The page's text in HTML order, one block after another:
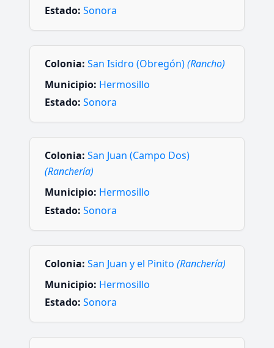
Estado: Sonora
Colonia: San Isidro (Obregón)(Rancho)
Municipio: Hermosillo
Estado: Sonora
Colonia: San Juan (Campo Dos)
(Ranchería)
Municipio: Hermosillo
Estado: Sonora
Colonia: San Juan y el Pinito (Ranchería)
Municipio: Hermosillo
Estado: Sonora